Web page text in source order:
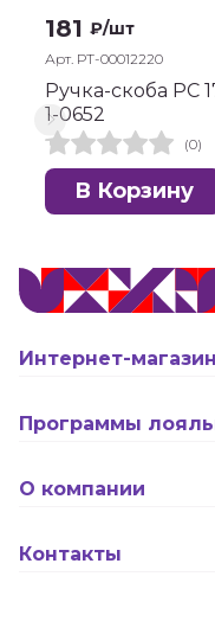
181 ₽/шт
Арт. РТ-00012220
Ручка-скоба РС
1-0652
(0)
В Корзину
Интернет-магазин
Программы
Правила
О компании
Контакты